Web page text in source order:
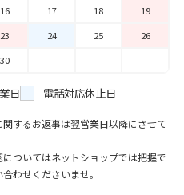
16 17 18
19
23 24 25
26
30
日 電話対応休止日
するお返事は翌営業日以降にさせて
ついてはネットショップでは把握で
わせくださいませ。